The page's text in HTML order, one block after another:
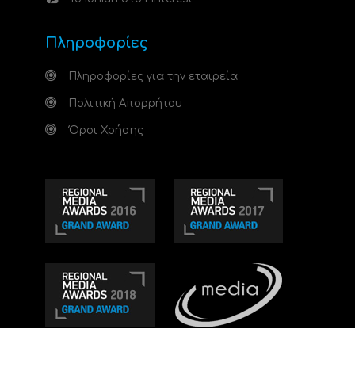
Πληροφορίες
Πληροφορίες για την εταιρεία
Πολιτική Απορρήτου
Όροι Χρήσης